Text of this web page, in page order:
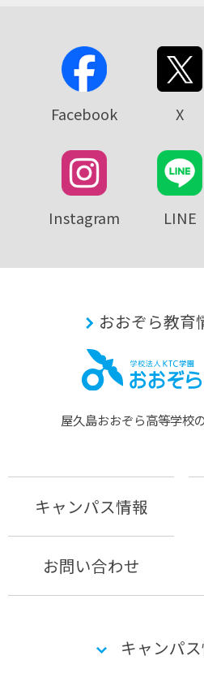
Facebook X
Instagram LINE
おおぞら教育
屋久島おおぞら⾼等学校
キャンパス情報
お問い合わせ
キャンパ